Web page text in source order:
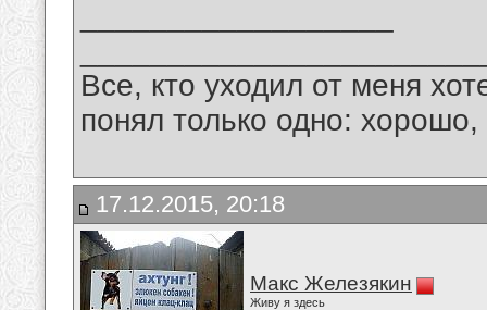
Все, кто уходил от меня
понял только одно:
17.12.2015, 20:18
Макс Железякин
Живу я здесь